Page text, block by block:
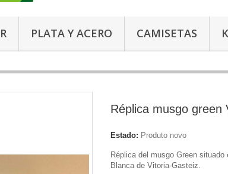
PLATA Y ACERO CAMISETAS
Réplica musgo green
Estado: Produto novo
Réplica del musgo Green
Blanca de Vitoria-Gasteiz.